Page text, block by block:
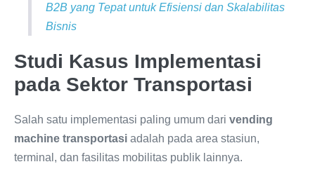
B2B yang Tepat untuk Efisiensi dan Skalabilitas
Bisnis
Studi Kasus Implementasi
pada Sektor Transportasi
Salah satu implementasi paling umum dari vending
machine transportasi adalah pada area stasiun,
terminal, dan fasilitas mobilitas publik lainnya.